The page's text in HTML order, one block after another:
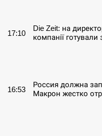
17:10
Die Zeit: на
компанії
16:53
Россия должна
Макрон жестко